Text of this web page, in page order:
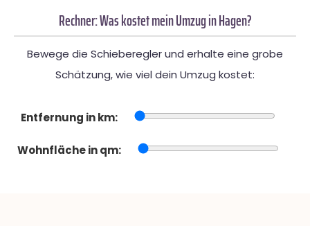
Rechner: Was kostet mein Umzug in Hagen?
Bewege die Schieberegler und erhalte eine grobe
Schätzung, wie viel dein Umzug kostet:
Entfernung in km:
Wohnfläche in qm: